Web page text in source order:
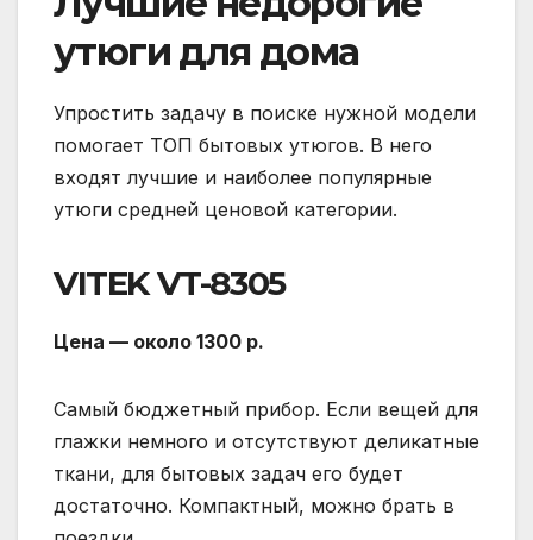
утюги для дома
Упростить задачу в поиске нужной модели
помогает ТОП бытовых утюгов. В него
входят лучшие и наиболее популярные
утюги средней ценовой категории.
VITEK VT-8305
Цена — около 1300 р.
Самый бюджетный прибор. Если вещей для
глажки немного и отсутствуют деликатные
ткани, для бытовых задач его будет
достаточно. Компактный, можно брать в